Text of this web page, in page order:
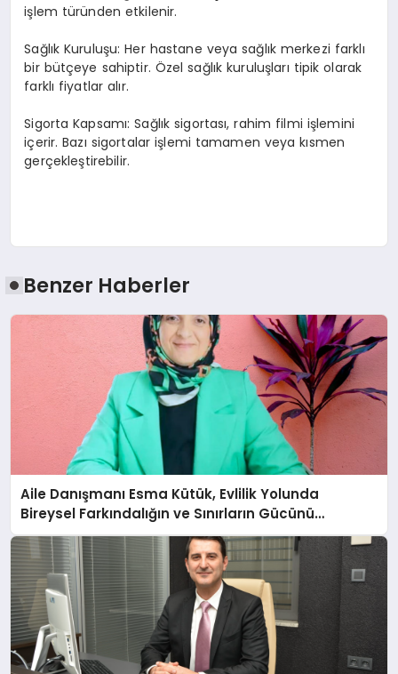
işlem türünden etkilenir.
Sağlık Kuruluşu: Her hastane veya sağlık merkezi farklı
bir bütçeye sahiptir. Özel sağlık kuruluşları tipik olarak
farklı fiyatlar alır.
Sigorta Kapsamı: Sağlık sigortası, rahim filmi işlemini
içerir. Bazı sigortalar işlemi tamamen veya kısmen
gerçekleştirebilir.
Benzer Haberler
Aile Danışmanı Esma Kütük, Evlilik Yolunda
Bireysel Farkındalığın ve Sınırların Gücünü
Anlatıyor